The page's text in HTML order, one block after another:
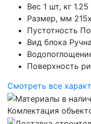
Вес 1 шт, кг 1.25
Размер, мм
Пустотность
Вид блока
Поверхность
Смотреть все
Комлектация